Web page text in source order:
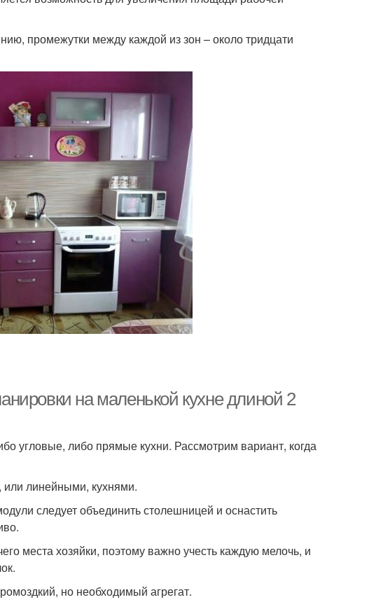
промежутки между каждой из зон – около тридцати
на маленькой кухне длиной 2
угловые, либо прямые кухни. Рассмотрим вариант, когда
линейными, кухнями.
следует объединить столешницей и оснастить
места хозяйки, поэтому важно учесть каждую мелочь, и
но необходимый агрегат.